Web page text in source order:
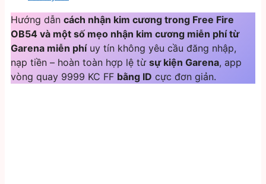
Hướng dẫn cách nhận kim cương trong Free Fire
OB54 và một số mẹo nhận kim cương miễn phí từ
Garena miễn phíuy tín không yêu cầu đăng nhập,
nạp tiền – hoàn toàn hợp lệ từ sự kiện Garena, app
vòng quay 9999 KC FF bằng ID cực đơn giản.